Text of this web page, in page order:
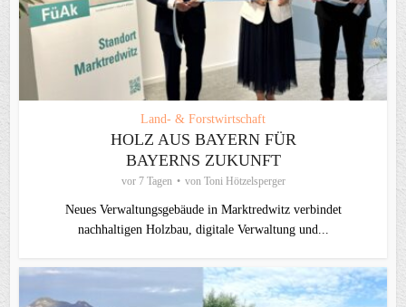
Land- & Forstwirtschaft
HOLZ AUS BAYERN FÜR
BAYERNS ZUKUNFT
vor 7 Tagen von Toni Hötzelsperger
Neues Verwaltungsgebäude in Marktredwitz verbindet
nachhaltigen Holzbau, digitale Verwaltung und...